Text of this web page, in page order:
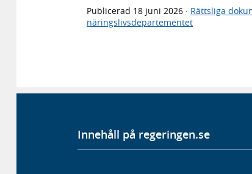
Publicerad 18 juni 2026 · Rättsliga
näringslivsdepartementet
Innehåll på regeringen.se